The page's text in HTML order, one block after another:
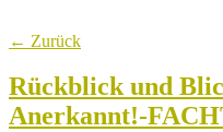
← Zurück
Rückblick und
Anerkannt!-